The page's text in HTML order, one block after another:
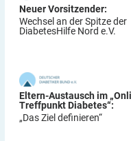
Neuer Vorsitzender:
Wechsel an der Spitze der
DiabetesHilfe Nord e.V.
Eltern-Austausch im
Treffpunkt Diabetes“:
„Das Ziel definieren“